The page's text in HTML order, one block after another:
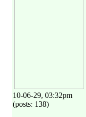
10-06-29, 03:32pm
(posts: 138)